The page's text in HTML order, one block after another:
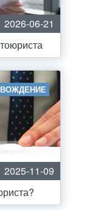
2026-06-21
2025-11-09